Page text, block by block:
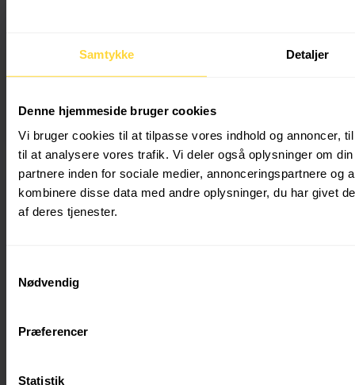
Samtykke Detaljer
Denne hjemmeside bruger cookies
Vi bruger cookies til at tilpasse vores indhold og annoncer,
til at analysere vores trafik. Vi deler også oplysninger om
partnere inden for sociale medier, annonceringspartnere og
kombinere disse data med andre oplysninger, du har givet
af deres tjenester.
Nødvendig
Præferencer
Statistik
6. februar 2026
Diverse
Det vigtigste at huske på Mens du sov: En fortælling …
Hvornår virker vejsalt bedst? Din guide til effektiv